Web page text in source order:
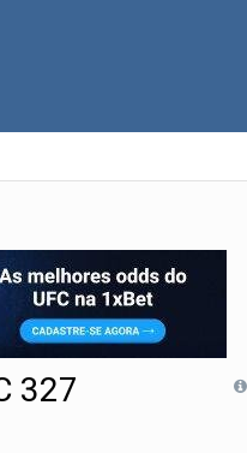
327